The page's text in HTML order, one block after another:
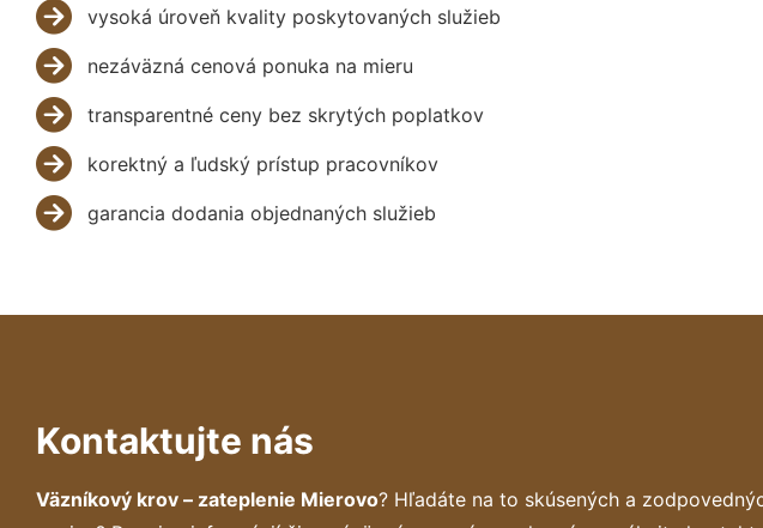
vysoká úroveň kvality poskytovaných služieb
nezáväzná cenová ponuka na mieru
transparentné ceny bez skrytých poplatkov
korektný a ľudský prístup pracovníkov
garancia dodania objednaných služieb
Kontaktujte nás
Väzníkový krov – zateplenie Mierovo? Hľadáte na to skúsených a